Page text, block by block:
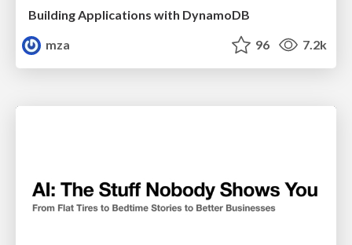
Building Applications with DynamoDB
mza
96 7.2k